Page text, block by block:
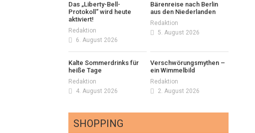
Das „Liberty-Bell-
Protokoll“ wird heute
aktiviert!
Redaktion
6. August 2026
Bärenreise nach Berlin
aus den Niederlanden
Redaktion
5. August 2026
Kalte Sommerdrinks für
heiße Tage
Redaktion
4. August 2026
Verschwörungsmythen –
ein Wimmelbild
Redaktion
2. August 2026
SHOPPING